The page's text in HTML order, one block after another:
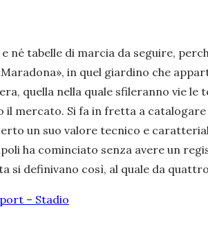
né tabelle di marcia da seguire,
in quel giardino che
quella nella quale sfileranno vie
il mercato. Si fa in fretta a
un suo valore tecnico e
ha cominciato senza avere un
definivano così, al quale da quattro
– Stadio